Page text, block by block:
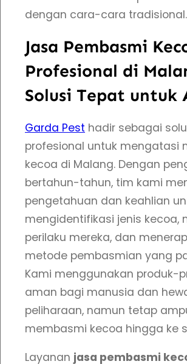
dengan cara-cara tradisional.
Jasa Pembasmi
Profesional di
Solusi Tepat untuk
Garda Pest hadir sebagai
profesional untuk mengatasi
kecoa di Malang. Dengan
bertahun-tahun, tim kami
pengetahuan dan keahlian
mengidentifikasi jenis kecoa,
perilaku mereka, dan
metode pembasmian yang
Kami menggunakan produk-
aman bagi manusia dan
peliharaan, namun tetap
membasmi kecoa hingga ke
Layanan jasa pembasmi